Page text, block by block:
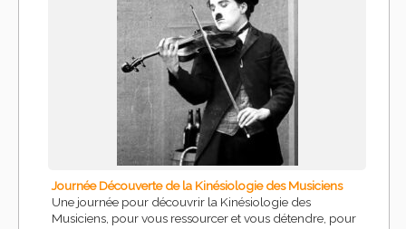
Journée Découverte de la Kinésiologie des Musiciens
Une journée pour découvrir la Kinésiologie des
Musiciens, pour vous ressourcer et vous détendre, pour